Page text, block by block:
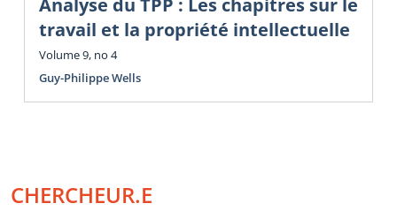
Analyse du TPP : Les chapitres sur le
travail et la propriété intellectuelle
Volume 9, no 4
Guy-Philippe Wells
CHERCHEUR.E